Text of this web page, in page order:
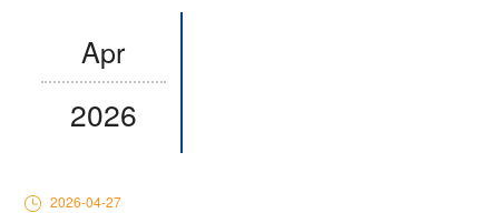
Apr
2026
2026-04-27